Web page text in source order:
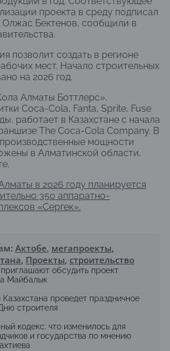
проекта в среду подписал
Бектенов, сообщили в
позволит создать в регионе
мест. Начало строительных
на 2026 год.
Алматы Боттлерс»,
Coca-Cola, Fanta, Sprite, Fuse
работает в Казахстане с начала
The Coca-Cola Company. В
мощности
в Алматинской области,
в 2026 году планируется
350 аппаратно-
«Сергек».
Актобе, мегапроекты,
, Проекты, строительство
обсудить проект
Майбалык
проведет праздничное
строителя
кодекс: что изменилось для
и государства по мнению